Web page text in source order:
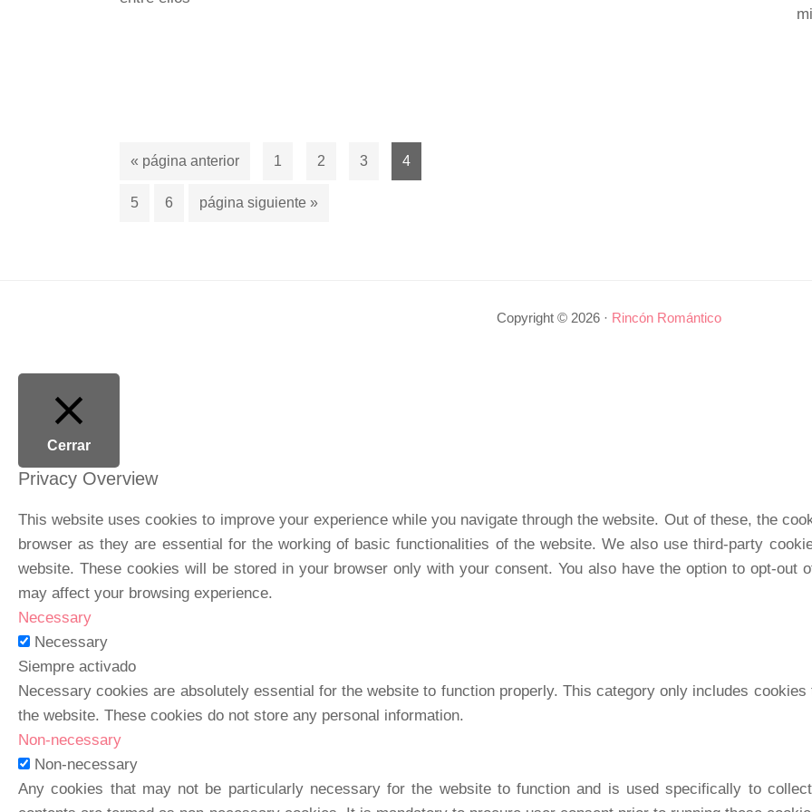
« Ir
página anterior Página
1 Página
2 Página
3 Página
4
Página
5 Página
6
Ir
página siguiente »
Copyright © 2026 · Rincón Romántico
Cerrar
Privacy Overview
This website uses cookies to improve your experience while you navigate through the website. Out of these, the
browser as they are essential for the working of basic functionalities of the website. We also use third-party
website. These cookies will be stored in your browser only with your consent. You also have the option to opt-out
may affect your browsing experience.
Necessary
Necessary
Siempre activado
Necessary cookies are absolutely essential for the website to function properly. This category only includes
the website. These cookies do not store any personal information.
Non-necessary
Non-necessary
Any cookies that may not be particularly necessary for the website to function and is used specifically to